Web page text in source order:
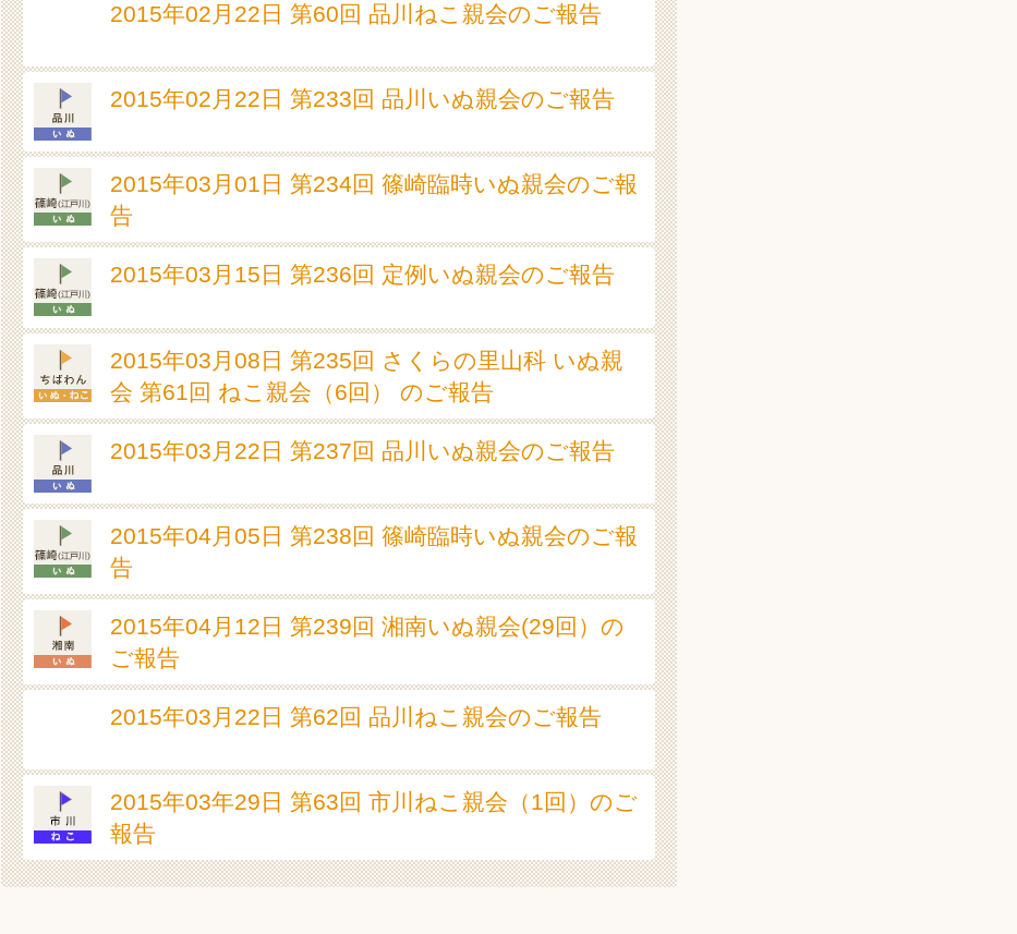
2015年02月22日 第60回 品川ねこ親会のご報告
2015年02月22日 第233回 品川いぬ親会のご報告
2015年03月01日 第234回 篠崎臨時いぬ親会のご報
告
2015年03月15日 第236回 定例いぬ親会のご報告
2015年03月08日 第235回 さくらの里山科 いぬ親
会 第61回 ねこ親会（6回） のご報告
2015年03月22日 第237回 品川いぬ親会のご報告
2015年04月05日 第238回 篠崎臨時いぬ親会のご報
告
2015年04月12日 第239回 湘南いぬ親会(29回）の
ご報告
2015年03月22日 第62回 品川ねこ親会のご報告
2015年03年29日 第63回 市川ねこ親会（1回）のご
報告